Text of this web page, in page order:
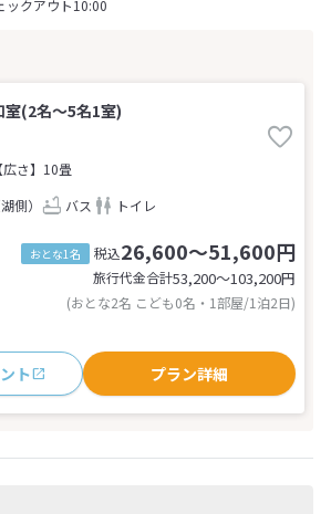
クアウト10:00
室(2名～5名1室)
【広さ】10畳
側） バス トイレ
おとな1名 税込26,600～51,600円
旅行代金合計53,200〜103,200円
(おとな2名 こども0名・1部屋/1泊2日)
ト プラン詳細